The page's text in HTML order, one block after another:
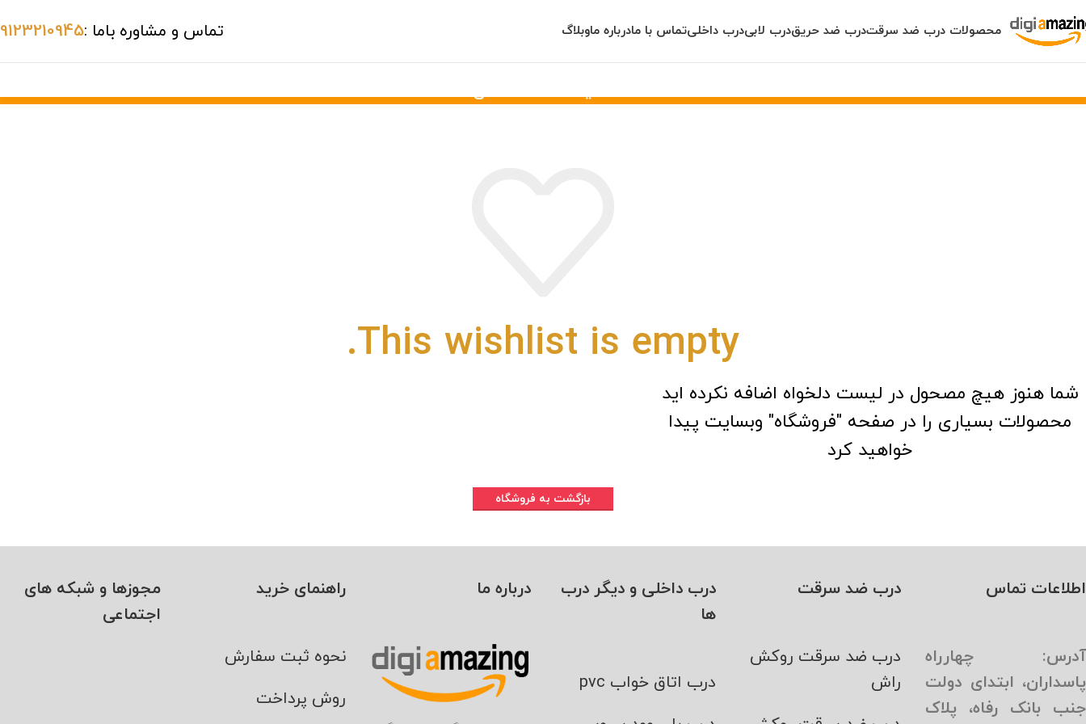
محصولات درب ضد سرقتدرب ضد حریقدرب لابیدرب داخلیتماس با مادرباره ماوبلاگ تماس و مشاوره باما :
لیست علاقه مندی ها
خانه لیست علاقه مندی ها
This wishlist is empty.
شما هنوز هیچ مصحول در لیست دلخواه اضافه نکرده اید
محصولات بسیاری را در صفحه "فروشگاه" وبسایت پیدا
خواهید کرد
بازگشت به فروشگاه
اطلاعات تماس
آدرس: چهارراه
پاسداران، ابتدای دولت
جنب بانک رفاه، پلاک
درب ضد سرقت
درب ضد سرقت روکش
راش
درب داخلی و دیگر درب
ها
درب اتاق خواب pvc
درباره ما راهنمای خرید
نحوه ثبت سفارش
روش پرداخت
مجوزها و شبکه های
اجتماعی